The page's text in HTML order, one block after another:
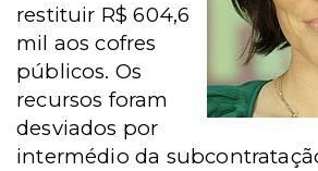
restituir R$ 604,6
mil aos cofres
públicos. Os
recursos foram
desviados por
intermédio da